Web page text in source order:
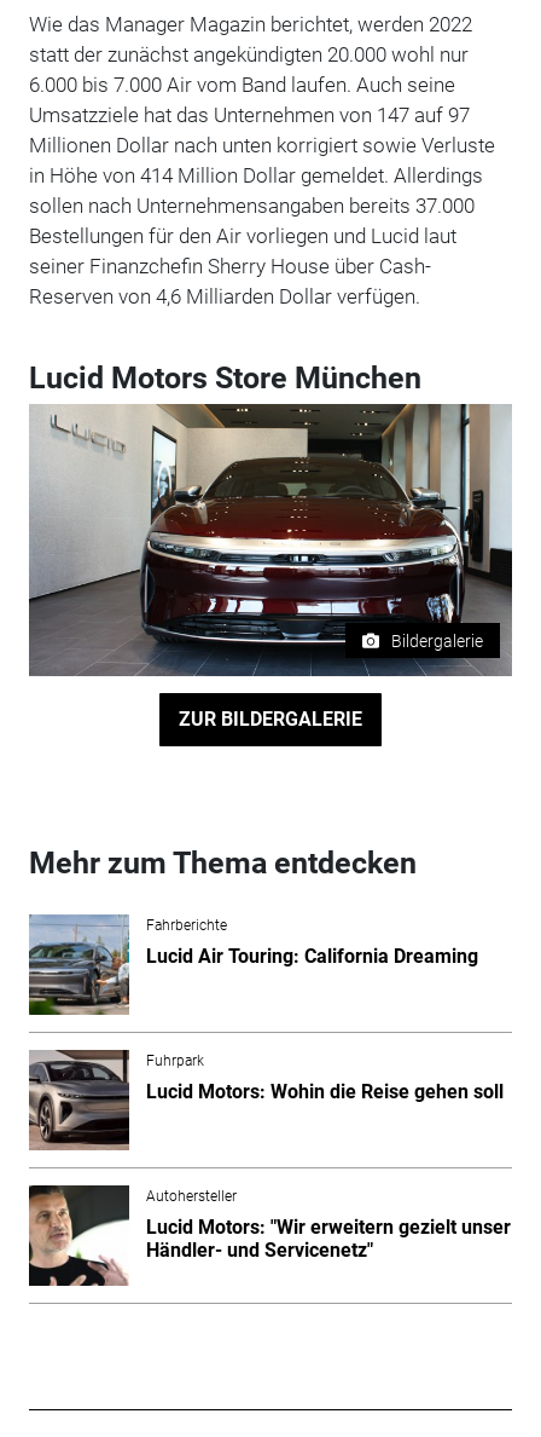
Wie das Manager Magazin berichtet, werden 2022
statt der zunächst angekündigten 20.000 wohl nur
6.000 bis 7.000 Air vom Band laufen. Auch seine
Umsatzziele hat das Unternehmen von 147 auf 97
Millionen Dollar nach unten korrigiert sowie Verluste
in Höhe von 414 Million Dollar gemeldet. Allerdings
sollen nach Unternehmensangaben bereits 37.000
Bestellungen für den Air vorliegen und Lucid laut
seiner Finanzchefin Sherry House über Cash-
Reserven von 4,6 Milliarden Dollar verfügen.
Lucid Motors Store München
Bildergalerie
ZUR BILDERGALERIE
Mehr zum Thema entdecken
Fahrberichte
Lucid Air Touring: California Dreaming
Fuhrpark
Lucid Motors: Wohin die Reise gehen soll
Autohersteller
Lucid Motors: "Wir erweitern gezielt unser
Händler- und Servicenetz"